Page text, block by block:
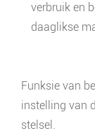
verbruik en
daaglikse
Funksie van
instelling van
stelsel.